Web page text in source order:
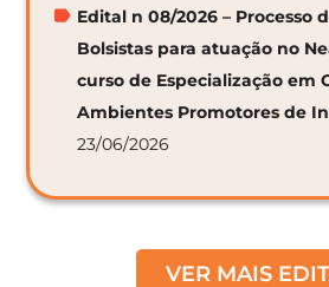
Edital n 08/2026 – Processo
Bolsistas para atuação no
curso de Especialização em
Ambientes Promotores de
23/06/2026
VER MAIS